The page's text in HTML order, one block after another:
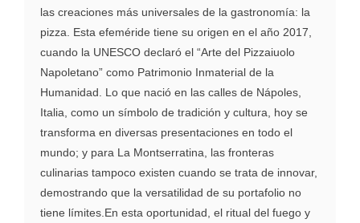
las creaciones más universales de la gastronomía: la
pizza. Esta efeméride tiene su origen en el año 2017,
cuando la UNESCO declaró el “Arte del Pizzaiuolo
Napoletano” como Patrimonio Inmaterial de la
Humanidad. Lo que nació en las calles de Nápoles,
Italia, como un símbolo de tradición y cultura, hoy se
transforma en diversas presentaciones en todo el
mundo; y para La Montserratina, las fronteras
culinarias tampoco existen cuando se trata de innovar,
demostrando que la versatilidad de su portafolio no
tiene límites.En esta oportunidad, el ritual del fuego y